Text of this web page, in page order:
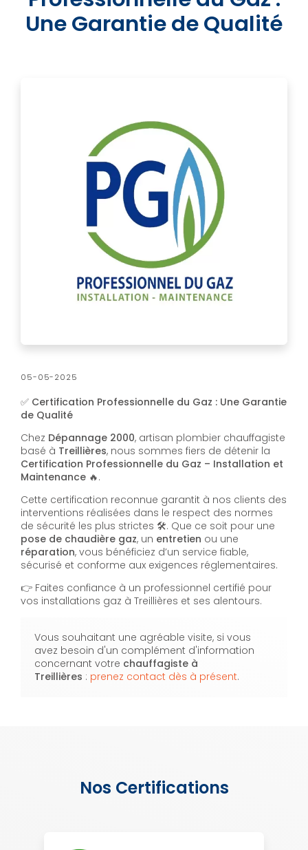
Une Garantie de Qualité
05-05-2025
✅ Certification Professionnelle du Gaz : Une Garantie
de Qualité
Chez Dépannage 2000, artisan plombier chauffagiste
basé à Treillières, nous sommes fiers de détenir la
Certification Professionnelle du Gaz – Installation et
Maintenance 🔥.
Cette certification reconnue garantit à nos clients des
interventions réalisées dans le respect des normes
de sécurité les plus strictes 🛠️. Que ce soit pour une
pose de chaudière gaz, un entretien ou une
réparation, vous bénéficiez d’un service fiable,
sécurisé et conforme aux exigences réglementaires.
👉 Faites confiance à un professionnel certifié pour
vos installations gaz à Treillières et ses alentours.
Vous souhaitant une agréable visite, si vous
avez besoin d'un complément d'information
concernant votre chauffagiste à
Treillières : prenez contact dès à présent.
Nos Certifications